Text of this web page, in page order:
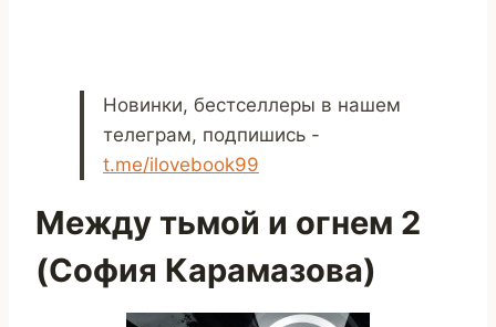
Новинки, бестселлеры в нашем
телеграм, подпишись -
t.me/ilovebook99
Между тьмой и огнем 2
(София Карамазова)